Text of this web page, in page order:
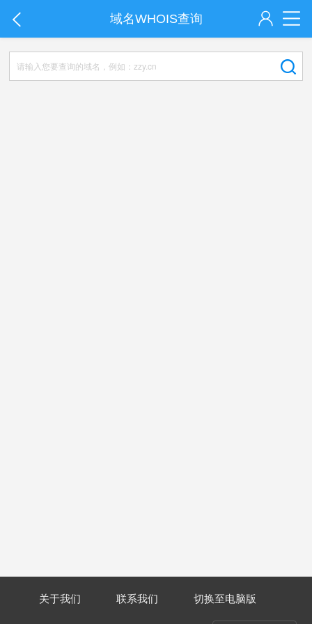
域名WHOIS查询
关于我们 联系我们 切换至电脑版